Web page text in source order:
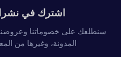
اشترك في
سنطلعك على خصوماتنا
المدونة، وغيرها من